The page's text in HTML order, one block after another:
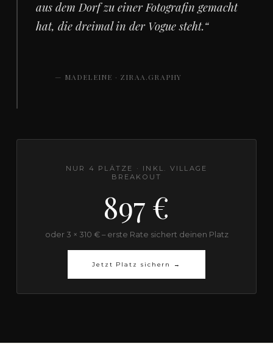
aus dem Dorf zu einer Fotografin gemacht
hat, die dreimal in der Vogue steht.“
— MADELEINE · ZIRAA.GRAPHY
NUR 4 PLÄTZE · INKL. VILLAGE
BREAKOUT
897 €
oder 3 × 310 € – erste Rate sichert deinen Platz
Jetzt Platz sichern →